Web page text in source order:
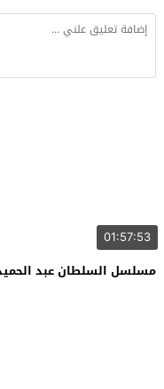
01:57:53
مسلسل السلطان عبد